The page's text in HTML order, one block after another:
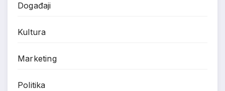
Događaji
Kultura
Marketing
Politika